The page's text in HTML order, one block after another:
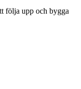
följa upp och bygga